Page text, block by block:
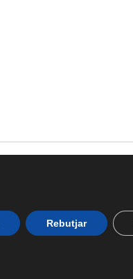
Rebutjar